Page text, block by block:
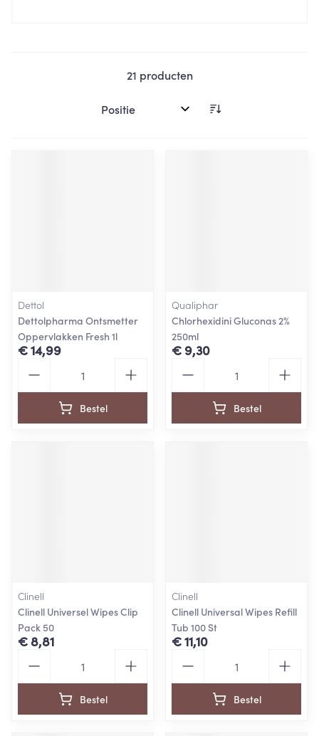
21 producten
Sorteer op:
Dettol
Dettolpharma Ontsmetter
Oppervlakken Fresh 1l
€ 14,99
Bestel
Qualiphar
Chlorhexidini Gluconas 2%
250ml
€ 9,30
Bestel
Clinell
Clinell Universel Wipes Clip
Pack 50
€ 8,81
Bestel
Clinell
Clinell Universal Wipes Refill
Tub 100 St
€ 11,10
Bestel